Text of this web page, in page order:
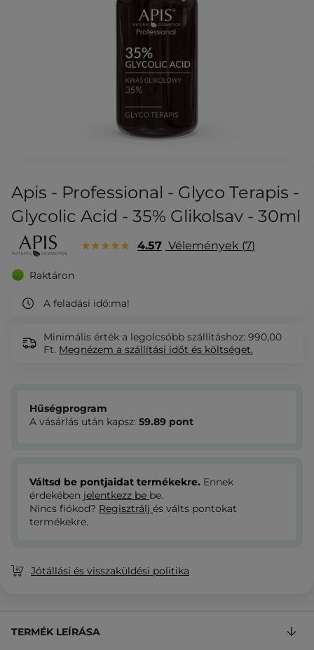
Apis - Professional - Glyco Terapis -
Glycolic Acid - 35% Glikolsav - 30ml
4.57 Vélemények 7
Raktáron
A feladási idő:ma!
Minimális érték a legolcsóbb szállításhoz: 990,00
Ft. Megnézem a szállítási időt és költséget.
Hűségprogram
A vásárlás után kapsz: 59.89 pont
Váltsd be pontjaidat termékekre. Ennek
érdekében jelentkezz be be.
Nincs fiókod? Regisztrálj és válts pontokat
termékekre.
Jótállási és visszaküldési politika
TERMÉK LEÍRÁSA